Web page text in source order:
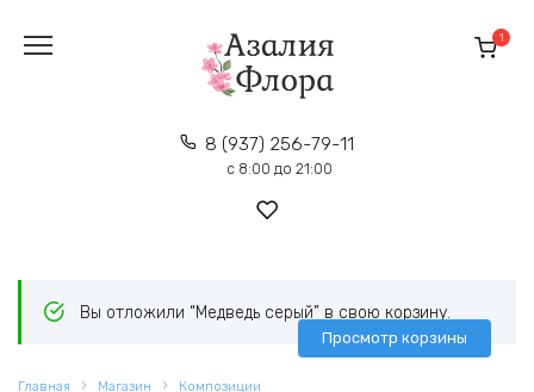
содержанию
8 (937) 256-79-11
с 8:00 до 21:00
1
Вы отложили “Медведь серый” в свою корзину.
Просмотр корзины
Главная Магазин Композиции